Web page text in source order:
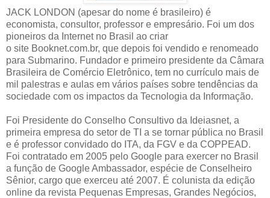
JACK LONDON (apesar do nome é brasileiro) é
economista, consultor, professor e empresário. Foi um dos
pioneiros da Internet no Brasil ao criar
o site Booknet.com.br, que depois foi vendido e renomeado
para Submarino. Fundador e primeiro presidente da Câmara
Brasileira de Comércio Eletrônico, tem no currículo mais de
mil palestras e aulas em vários países sobre tendências da
sociedade com os impactos da Tecnologia da Informação.
Foi Presidente do Conselho Consultivo da Ideiasnet, a
primeira empresa do setor de TI a se tornar pública no Brasil
e é professor convidado do ITA, da FGV e da COPPEAD.
Foi contratado em 2005 pelo Google para exercer no Brasil
a função de Google Ambassador, espécie de Conselheiro
Sênior, cargo que exerceu até 2007. É colunista da edição
online da revista Pequenas Empresas, Grandes Negócios,